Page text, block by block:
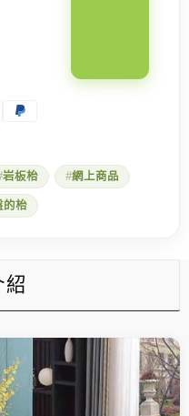
岩板枱 網上商品
的枱
紹